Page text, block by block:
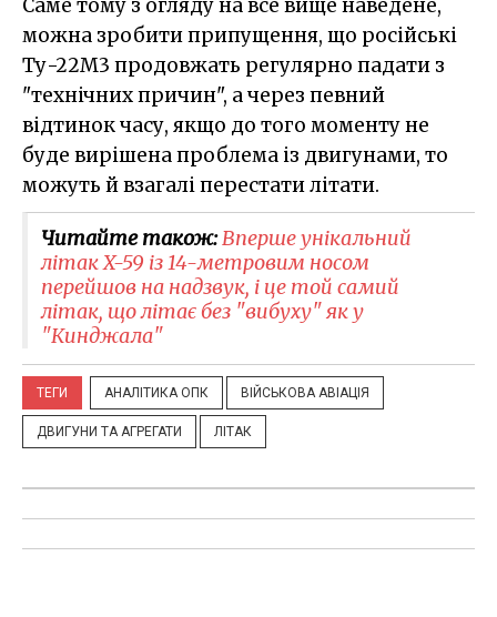
Саме тому з огляду на все вище наведене,
можна зробити припущення, що російські
Ту-22М3 продовжать регулярно падати з
"технічних причин", а через певний
відтинок часу, якщо до того моменту не
буде вирішена проблема із двигунами, то
можуть й взагалі перестати літати.
Читайте також:Вперше унікальний
літак X-59 із 14-метровим носом
перейшов на надзвук, і це той самий
літак, що літає без "вибуху" як у
"Кинджала"
ТЕГИ АНАЛІТИКА ОПК ВІЙСЬКОВА АВІАЦІЯ
ДВИГУНИ ТА АГРЕГАТИ ЛІТАК